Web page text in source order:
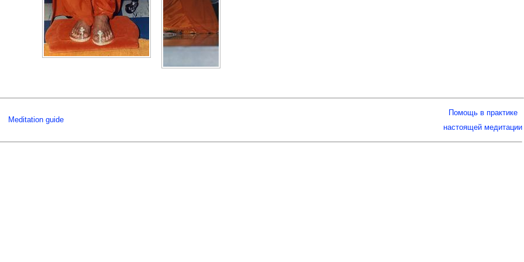
Meditation guide
Помощь в практике
настоящей медитации